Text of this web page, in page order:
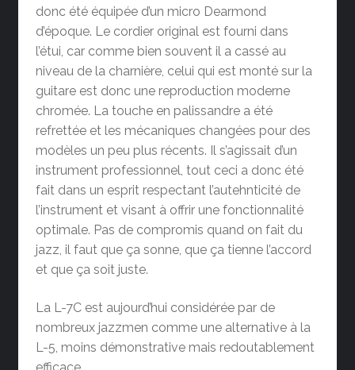
donc été équipée d’un micro Dearmond
d’époque. Le cordier original est fourni dans
l’étui, car comme bien souvent il a cassé au
niveau de la charnière, celui qui est monté sur la
guitare est donc une reproduction moderne
chromée. La touche en palissandre a été
refrettée et les mécaniques changées pour des
modèles un peu plus récents. Il s’agissait d’un
instrument professionnel, tout ceci a donc été
fait dans un esprit respectant l’autehnticité de
l’instrument et visant à offrir une fonctionnalité
optimale. Pas de compromis quand on fait du
jazz, il faut que ça sonne, que ça tienne l’accord
et que ça soit juste.
La L-7C est aujourd’hui considérée par de
nombreux jazzmen comme une alternative à la
L-5, moins démonstrative mais redoutablement
efficace.